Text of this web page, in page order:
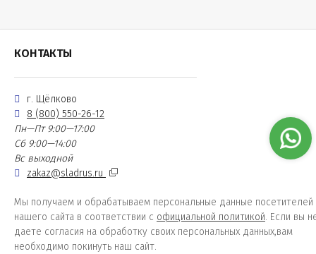
КОНТАКТЫ
г. Щёлково
8 (800) 550-26-12
Пн—Пт 9:00—17:00
Сб 9:00—14:00
Вс выходной
zakaz@sladrus.ru
Мы получаем и обрабатываем персональные данные посетителей
нашего сайта в соответствии с официальной политикой. Если вы
даете согласия на обработку своих персональных данных,вам
необходимо покинуть наш сайт.